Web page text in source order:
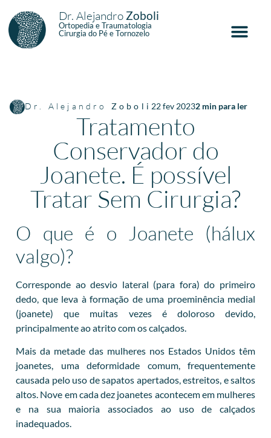
Dr. Alejandro Zoboli
Ortopedia e Traumatologia
Cirurgia do Pé e Tornozelo
Dr. Alejandro Zoboli 22 fev 20232 min para ler
Tratamento
Conservador do
Joanete. É possível
Tratar Sem Cirurgia?
O que é o Joanete (hálux
valgo)?
Corresponde ao desvio lateral (para fora) do primeiro
dedo, que leva à formação de uma proeminência medial
(joanete) que muitas vezes é doloroso devido,
principalmente ao atrito com os calçados.
Mais da metade das mulheres nos Estados Unidos têm
joanetes, uma deformidade comum, frequentemente
causada pelo uso de sapatos apertados, estreitos, e saltos
altos. Nove em cada dez joanetes acontecem em mulheres
e na sua maioria associados ao uso de calçados
inadequados.